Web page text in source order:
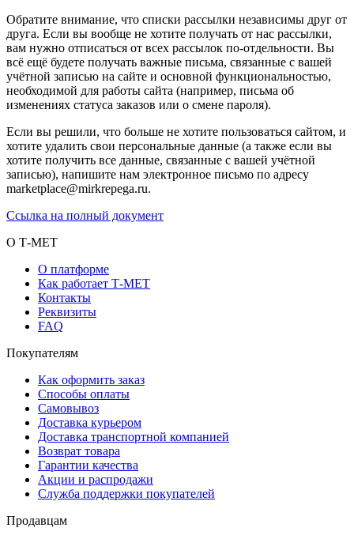
Обратите внимание, что списки рассылки независимы друг от
друга. Если вы вообще не хотите получать от нас рассылки,
вам нужно отписаться от всех рассылок по-отдельности. Вы
всё ещё будете получать важные письма, связанные с вашей
учётной записью на сайте и основной функциональностью,
необходимой для работы сайта (например, письма об
изменениях статуса заказов или о смене пароля).
Если вы решили, что больше не хотите пользоваться сайтом, и
хотите удалить свои персональные данные (а также если вы
хотите получить все данные, связанные с вашей учётной
записью), напишите нам электронное письмо по адресу
marketplace@mirkrepega.ru.
Ссылка на полный документ
О Т-МЕТ
О платформе
Как работает Т-МЕТ
Контакты
Реквизиты
FAQ
Покупателям
Как оформить заказ
Способы оплаты
Самовывоз
Доставка курьером
Доставка транспортной компанией
Возврат товара
Гарантии качества
Акции и распродажи
Служба поддержки покупателей
Продавцам